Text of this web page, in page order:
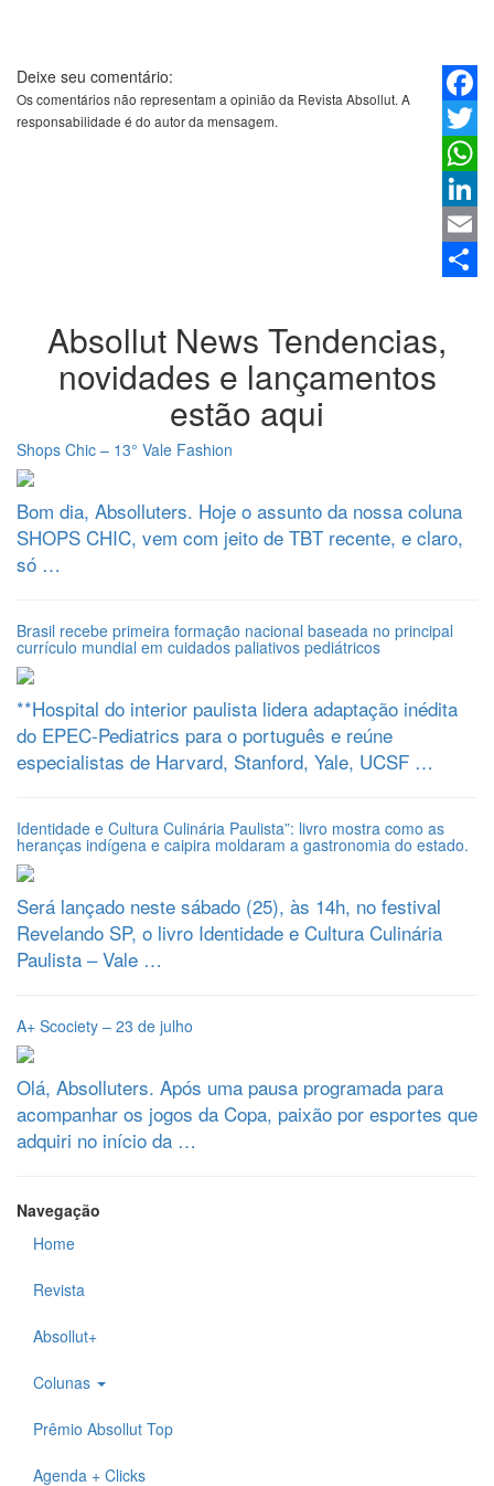
Twitter
Email
Deixe seu comentário:
Os comentários não representam a opinião da Revista Absollut. A
responsabilidade é do autor da mensagem.
Absollut News Tendencias,
novidades e lançamentos
estão aqui
Shops Chic – 13° Vale Fashion
Bom dia, Absolluters. Hoje o assunto da nossa coluna
SHOPS CHIC, vem com jeito de TBT recente, e claro,
só …
Brasil recebe primeira formação nacional baseada no principal
currículo mundial em cuidados paliativos pediátricos
**Hospital do interior paulista lidera adaptação inédita
do EPEC-Pediatrics para o português e reúne
especialistas de Harvard, Stanford, Yale, UCSF …
Identidade e Cultura Culinária Paulista”: livro mostra como as
heranças indígena e caipira moldaram a gastronomia do estado.
Será lançado neste sábado (25), às 14h, no festival
Revelando SP, o livro Identidade e Cultura Culinária
Paulista – Vale …
A+ Scociety – 23 de julho
Olá, Absolluters. Após uma pausa programada para
acompanhar os jogos da Copa, paixão por esportes que
adquiri no início da …
Navegação
Home
Revista
Absollut+
Colunas
Prêmio Absollut Top
Agenda + Clicks